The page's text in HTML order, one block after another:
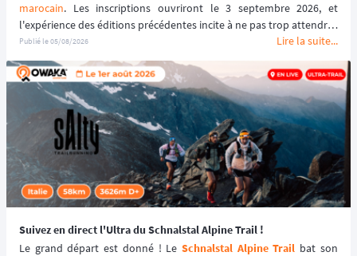
marocain. Les inscriptions ouvriront le 3 septembre 2026, et
l'expérience des éditions précédentes incite à ne pas trop attendre :
le tarif early bird, réservé aux 100 premiers inscrits, s'est envolé en
quelques heures les années passées.
Publié le05/08/2026 Lire la suite...
Suivez en direct l'Ultra du Schnalstal Alpine Trail !
Le grand départ est donné ! Le Schnalstal Alpine Trail bat son